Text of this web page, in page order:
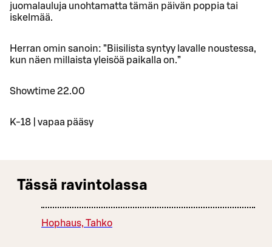
juomalauluja unohtamatta tämän päivän poppia tai
iskelmää.
Herran omin sanoin: ”Biisilista syntyy lavalle noustessa,
kun näen millaista yleisöä paikalla on.”
Showtime 22.00
K-18 | vapaa pääsy
Tässä ravintolassa
Hophaus, Tahko